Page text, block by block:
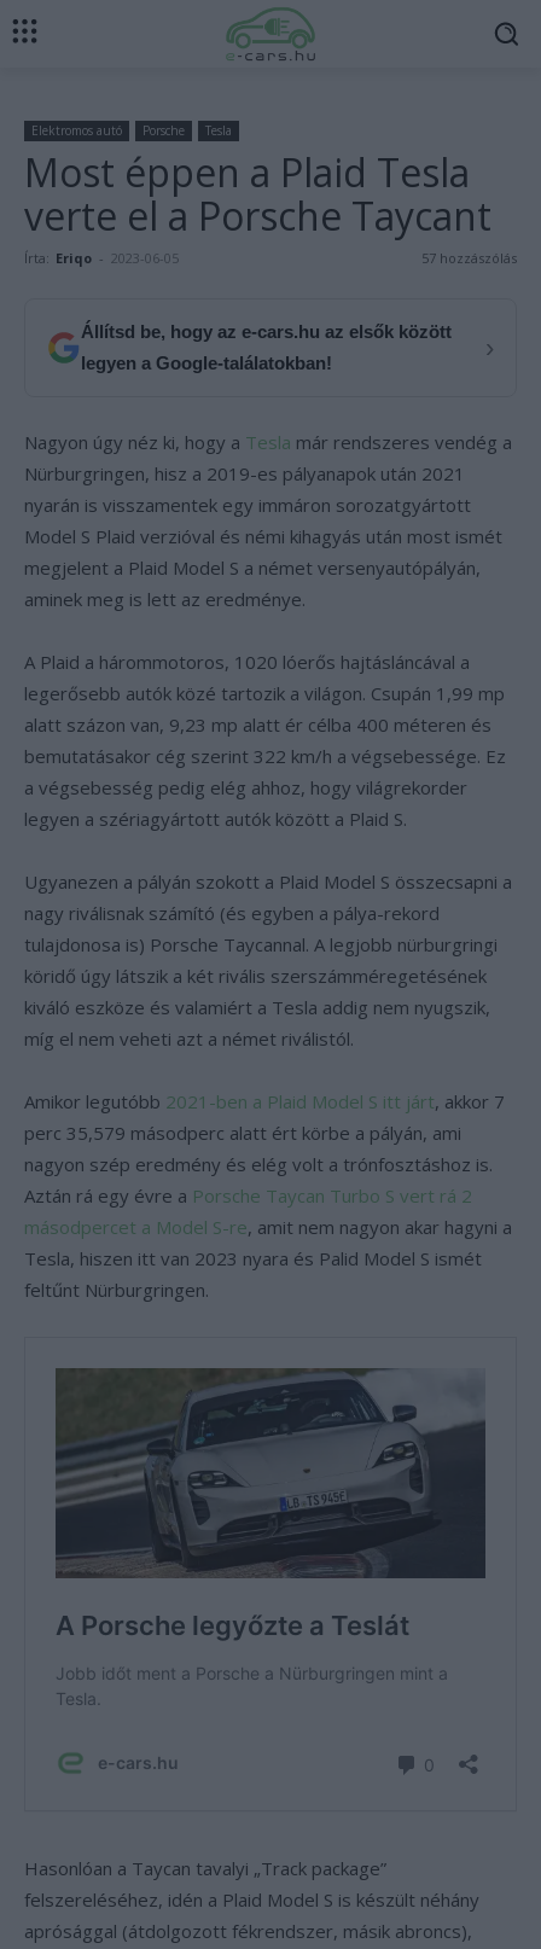
Elektromos autó Porsche Tesla
Most éppen a Plaid Tesla
verte el a Porsche Taycant
Írta: Eriqo - 2023-06-05 57 hozzászólás
Állítsd be, hogy az e-cars.hu az elsők között
legyen a Google-találatokban!
›
Nagyon úgy néz ki, hogy a Tesla már rendszeres vendég a
Nürburgringen, hisz a 2019-es pályanapok után 2021
nyarán is visszamentek egy immáron sorozatgyártott
Model S Plaid verzióval és némi kihagyás után most ismét
megjelent a Plaid Model S a német versenyautópályán,
aminek meg is lett az eredménye.
A Plaid a hárommotoros, 1020 lóerős hajtásláncával a
legerősebb autók közé tartozik a világon. Csupán 1,99 mp
alatt százon van, 9,23 mp alatt ér célba 400 méteren és
bemutatásakor cég szerint 322 km/h a végsebessége. Ez
a végsebesség pedig elég ahhoz, hogy világrekorder
legyen a szériagyártott autók között a Plaid S.
Ugyanezen a pályán szokott a Plaid Model S összecsapni a
nagy riválisnak számító (és egyben a pálya-rekord
tulajdonosa is) Porsche Taycannal. A legjobb nürburgringi
köridő úgy látszik a két rivális szerszámméregetésének
kiváló eszköze és valamiért a Tesla addig nem nyugszik,
míg el nem veheti azt a német riválistól.
Amikor legutóbb 2021-ben a Plaid Model S itt járt, akkor 7
perc 35,579 másodperc alatt ért körbe a pályán, ami
nagyon szép eredmény és elég volt a trónfosztáshoz is.
Aztán rá egy évre a Porsche Taycan Turbo S vert rá 2
másodpercet a Model S-re, amit nem nagyon akar hagyni a
Tesla, hiszen itt van 2023 nyara és Palid Model S ismét
feltűnt Nürburgringen.
Hasonlóan a Taycan tavalyi „Track package”
felszereléséhez, idén a Plaid Model S is készült néhány
aprósággal (átdolgozott fékrendszer, másik abroncs),